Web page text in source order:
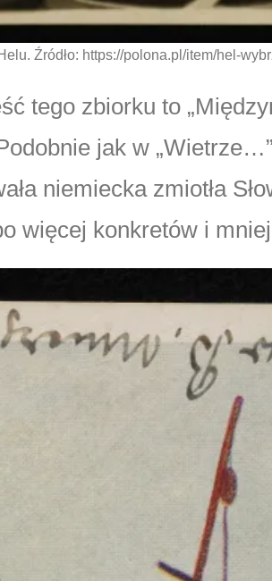
Źródło: https://polona.pl/item/hel-
tego zbiorku to
jak w
niemiecka zmiotła
więcej konkretów i